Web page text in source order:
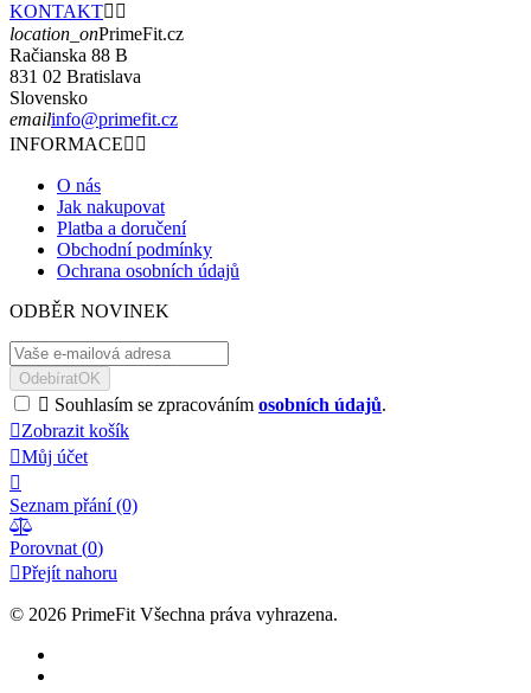
KONTAKT 
location_onPrimeFit.cz
Račianska 88 B
831 02 Bratislava
Slovensko
emailinfo@primefit.cz
INFORMACE 
O nás
Jak nakupovat
Platba a doručení
Obchodní podmínky
Ochrana osobních údajů
ODBĚR NOVINEK
OdebíratOK
 Souhlasím se zpracováním osobních údajů.
Zobrazit košík
Můj účet

Seznam přání (0)

Porovnat (0)
Přejít nahoru
© 2026 PrimeFit Všechna práva vyhrazena.